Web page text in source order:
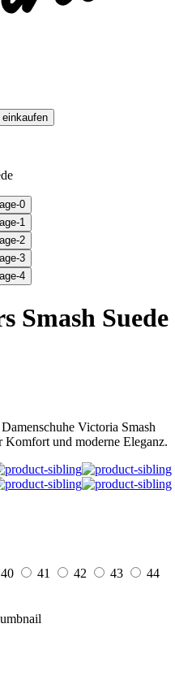
Smash Suede
Victoria Smash
Komfort und moderne Eleganz.
40 41 42 43
44